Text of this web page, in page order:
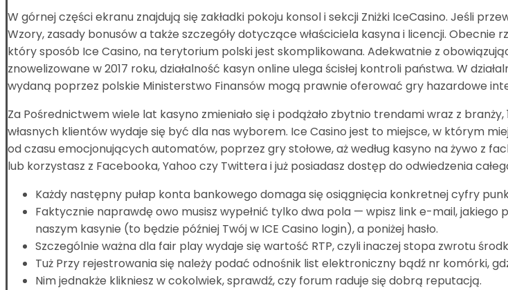
W górnej części ekranu znajdują się zakładki pokoju konsol i sekcji Zniżki IceCasino. Jeśli
Wzory, zasady bonusów a także szczegóły dotyczące właściciela kasyna i licencji.
który sposób Ice Casino, na terytorium polski jest skomplikowana. Adekwatnie z
znowelizowane w 2017 roku, działalność kasyn online ulega ścisłej kontroli państwa. W
wydaną poprzez polskie Ministerstwo Finansów mogą prawnie oferować gry hazardowe
Za Pośrednictwem wiele lat kasyno zmieniało się i podążało zbytnio trendami wraz z
własnych klientów wydaje się być dla nas wyborem. Ice Casino jest to miejsce, w którym
od czasu emocjonujących automatów, poprzez gry stołowe, aż według kasyno na żywo z
lub korzystasz z Facebooka, Yahoo czy Twittera i już posiadasz dostęp do odwiedzenia
Każdy następny pułap konta bankowego domaga się osiągnięcia konkretnej cyfry
Faktycznie naprawdę owo musisz wypełnić tylko dwa pola — wpisz link e-mail,
naszym kasynie (to będzie później Twój w ICE Casino login), a poniżej hasło.
Szczególnie ważna dla fair play wydaje się wartość RTP, czyli inaczej stopa zwrotu
Tuż Przy rejestrowania się należy podać odnośnik list elektroniczny bądź nr komórki,
Nim jednakże klikniesz w cokolwiek, sprawdź, czy forum raduje się dobrą reputacją.